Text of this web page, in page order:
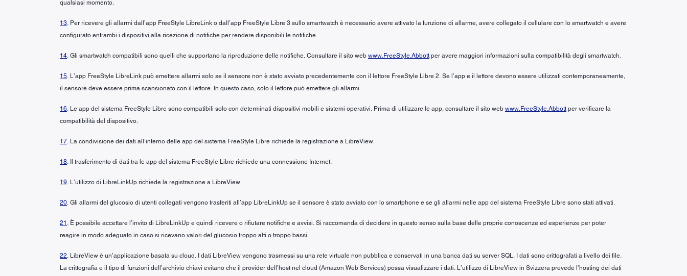
qualsiasi momento.
13. Per ricevere gli allarmi dall’app FreeStyle LibreLink o dall’app FreeStyle Libre 3 sullo smartwatch è necessario avere attivato la funzione di allarme, avere collegato il cellulare con lo smartwatch e avere
configurato entrambi i dispositivi alla ricezione di notifiche per rendere disponibili le notifiche.
14. Gli smartwatch compatibili sono quelli che supportano la riproduzione delle notifiche. Consultare il sito web www.FreeStyle.Abbott per avere maggiori informazioni sulla compatibilità degli smartwatch.
15. L’app FreeStyle LibreLink può emettere allarmi solo se il sensore non è stato avviato precedentemente con il lettore FreeStyle Libre 2. Se l’app e il lettore devono essere utilizzati contemporaneamente,
il sensore deve essere prima scansionato con il lettore. In questo caso, solo il lettore può emettere gli allarmi.
16. Le app del sistema FreeStyle Libre sono compatibili solo con determinati dispositivi mobili e sistemi operativi. Prima di utilizzare le app, consultare il sito web www.FreeStyle.Abbott per verificare la
compatibilità del dispositivo.
17. La condivisione dei dati all’interno delle app del sistema FreeStyle Libre richiede la registrazione a LibreView.
18. Il trasferimento di dati tra le app del sistema FreeStyle Libre richiede una connessione Internet.
19. L’utilizzo di LibreLinkUp richiede la registrazione a LibreView.
20. Gli allarmi del glucosio di utenti collegati vengono trasferiti all’app LibreLinkUp se il sensore è stato avviato con lo smartphone e se gli allarmi nelle app del sistema FreeStyle Libre sono stati attivati.
21 . È possibile accettare l’invito di LibreLinkUp e quindi ricevere o rifiutare notifiche e avvisi. Si raccomanda di decidere in questo senso sulla base delle proprie conoscenze ed esperienze per poter
reagire in modo adeguato in caso si ricevano valori del glucosio troppo alti o troppo bassi.
22. LibreView è un’applicazione basata su cloud. I dati LibreView vengono trasmessi su una rete virtuale non pubblica e conservati in una banca dati su server SQL. I dati sono crittografati a livello dei file.
La crittografia e il tipo di funzioni dell’archivio chiavi evitano che il provider dell’host nel cloud (Amazon Web Services) possa visualizzare i dati. L’utilizzo di LibreView in Svizzera prevede l’hosting dei dati